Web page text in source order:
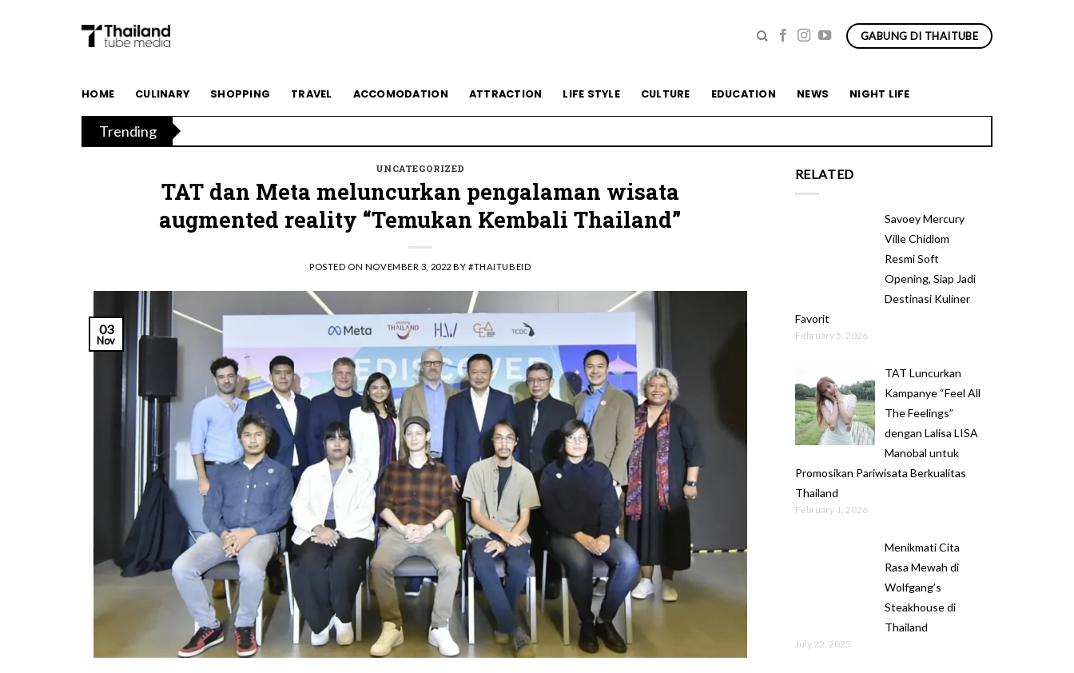
content
GABUNG DI THAITUBE
HOME CULINARY SHOPPING TRAVEL ACCOMODATION ATTRACTION LIFE STYLE CULTURE EDUCATION NEWS NIGHT LIFE
Trending
UNCATEGORIZED
TAT dan Meta meluncurkan pengalaman wisata
augmented reality “Temukan Kembali Thailand”
POSTED ON NOVEMBER 3, 2022 BY#THAITUBEID
03
Nov
RELATED
Savoey Mercury
Ville Chidlom
Resmi Soft
Opening, Siap Jadi
Destinasi Kuliner
Favorit
February 5, 2026
TAT Luncurkan
Kampanye “Feel All
The Feelings”
dengan Lalisa LISA
Manobal untuk
Promosikan Pariwisata Berkualitas
Thailand
February 1, 2026
Menikmati Cita
Rasa Mewah di
Wolfgang’s
Steakhouse di
Thailand
July 22, 2025